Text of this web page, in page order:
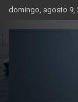
Skip
content
domingo, agosto 9,